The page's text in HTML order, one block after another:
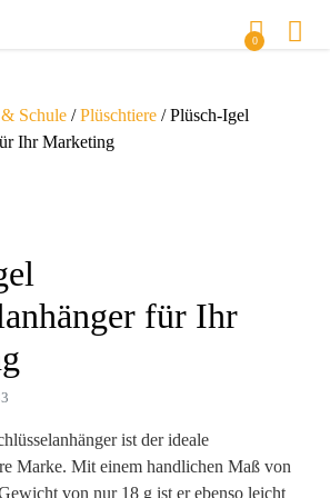
0
Schule /Plüschtiere / Plüsch-Igel
Ihr Marketing
für Ihr
ist der ideale
Marke. Mit einem handlichen Maß von
von nur 18 g ist er ebenso leicht